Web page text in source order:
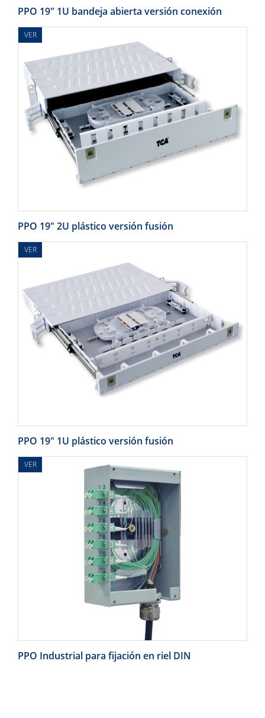
PPO 19" 1U bandeja abierta versión conexión
VER
PPO 19" 2U plástico versión fusión
VER
PPO 19" 1U plástico versión fusión
VER
PPO Industrial para fijación en riel DIN